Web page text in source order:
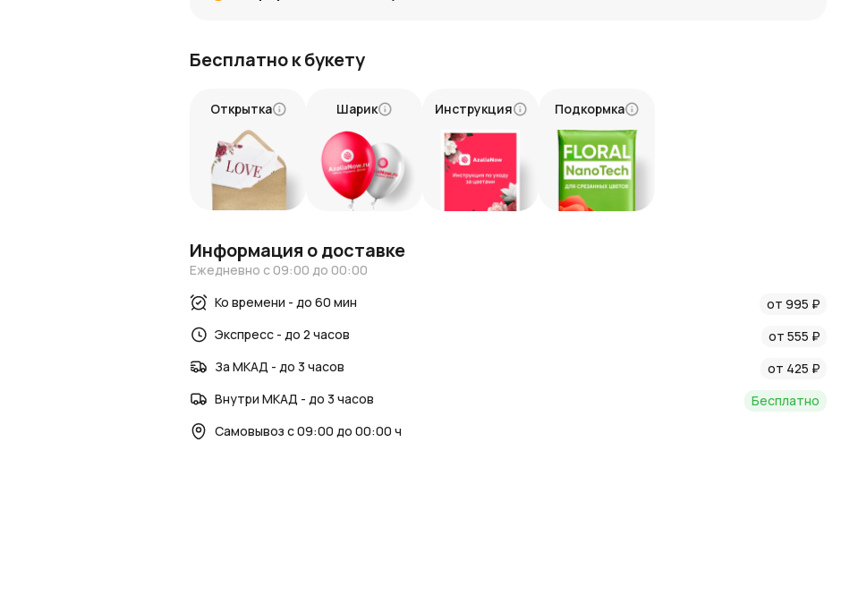
Оформление заказа на нашем сайте — это легко и удобно. Выберите подходящий способ оплаты и
вас идеальный букет, а наша служба доставки обеспечит его точное и своевременное вручение. Мы
гарантируем, что каждый цветок будет свежим и красивым. Пусть этот букет из красных тюльпанов
станет выражением вашей любви и привязанности. Дарите радость и тепло своим близким, ведь
каждый момент, проведенный вместе, действительно ценен. Создавайте незабываемые моменты с
AzaliaNow!
Бесплатно к букету
Открытка Шарик Инструкция Подкормка
Информация о доставке
Ежедневно с 09:00 до 00:00
Ко времени - до 60 мин
от 995 ₽
Экспресс - до 2 часов
от 555 ₽
За МКАД - до 3 часов
от 425 ₽
Внутри МКАД - до 3 часов
Бесплатно
Самовывоз с 09:00 до 00:00 ч